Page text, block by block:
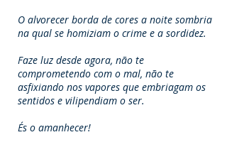
O alvorecer borda de cores a noite sombria
na qual se homiziam o crime e a sordidez.
Faze luz desde agora, não te
comprometendo com o mal, não te
asfixiando nos vapores que embriagam os
sentidos e vilipendiam o ser.
És o amanhecer!